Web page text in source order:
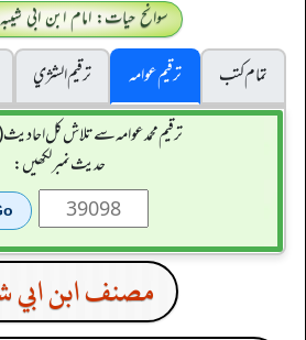
سوانح حیات: امام ابن ابی
تمام کتب
ترقیم عوامہ ترقيم الشژي
ترقیم محمدعوامہ سے تلاش کل احادیث
حدیث نمبر لکھیں:
مصنف ابن ابي